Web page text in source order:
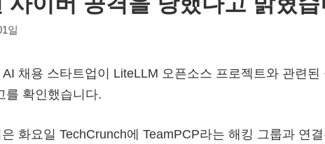
일
AI 채용 스타트업이 LiteLLM 오픈소스 프로젝트와 관련된
를 확인했습니다.
화요일 TechCrunch에 TeamPCP라는 해킹 그룹과 연